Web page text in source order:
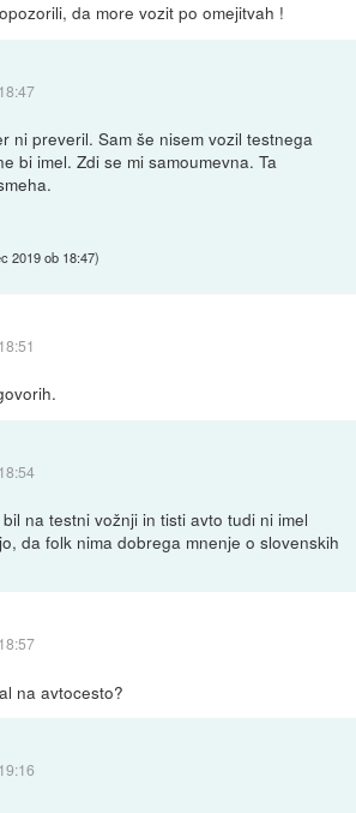
da more vozit po omejitvah !
ni preveril. Sam še nisem vozil testnega
bi imel. Zdi se mi samoumevna. Ta
2019 ob 18:47)
na testni vožnji in tisti avto tudi ni imel
da folk nima dobrega mnenje o slovenskih
na avtocesto?